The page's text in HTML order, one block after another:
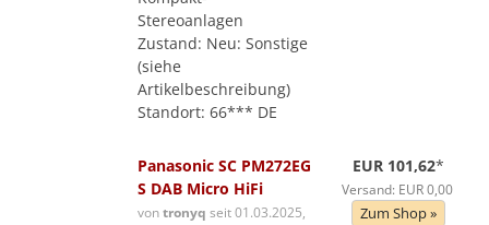
Stereoanlagen
Zustand: Neu: Sonstige
(siehe
Artikelbeschreibung)
Standort: 66*** DE
Panasonic SC PM272EG
S DAB Micro HiFi
vontronyq seit 01.03.2025,
EUR 101,62*
Versand: EUR 0,00
Zum Shop »